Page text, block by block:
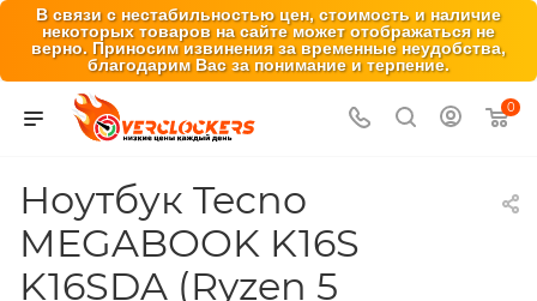
В связи с нестабильностью цен, стоимость и наличие
некоторых товаров на сайте может отображаться не
верно. Приносим извинения за временные неудобства,
благодарим Вас за понимание и терпение.
0
Ноутбук Tecno
MEGABOOK K16S
K16SDA (Ryzen 5